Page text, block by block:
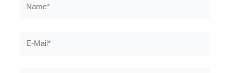
Mail*